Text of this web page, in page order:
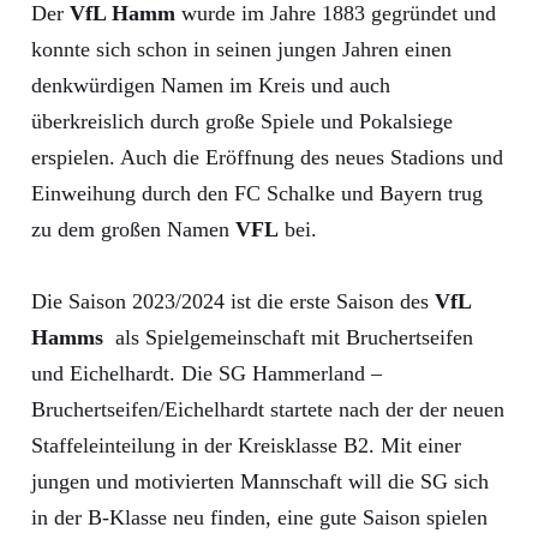
Der VfL Hamm wurde im Jahre 1883 gegründet und
konnte sich schon in seinen jungen Jahren einen
denkwürdigen Namen im Kreis und auch
überkreislich durch große Spiele und Pokalsiege
erspielen. Auch die Eröffnung des neues Stadions und
Einweihung durch den FC Schalke und Bayern trug
zu dem großen Namen VFL bei.
Die Saison 2023/2024 ist die erste Saison des VfL
Hamms als Spielgemeinschaft mit Bruchertseifen
und Eichelhardt. Die SG Hammerland –
Bruchertseifen/Eichelhardt startete nach der der neuen
Staffeleinteilung in der Kreisklasse B2. Mit einer
jungen und motivierten Mannschaft will die SG sich
in der B-Klasse neu finden, eine gute Saison spielen